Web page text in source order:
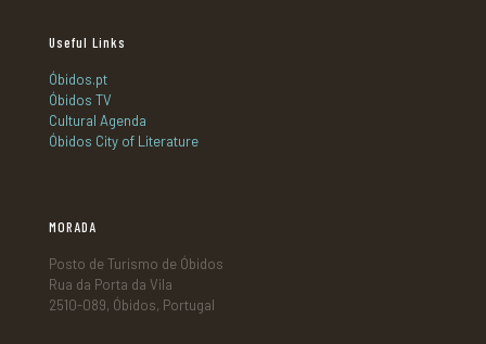
Useful Links
Óbidos.pt
Óbidos TV
Cultural Agenda
Óbidos City of Literature
MORADA
Posto de Turismo de Óbidos
Rua da Porta da Vila
2510-089, Óbidos, Portugal